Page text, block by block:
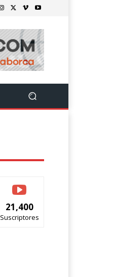
21,400
Suscriptores